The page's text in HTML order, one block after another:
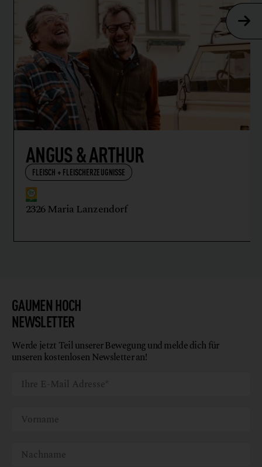
ANGUS & ARTHUR
FLEISCH + FLEISCHERZEUGNISSE
2326 Maria Lanzendorf
GAUMEN HOCH
NEWSLETTER
Werde jetzt Teil unserer Bewegung und melde dich für
unseren kostenlosen Newsletter an!